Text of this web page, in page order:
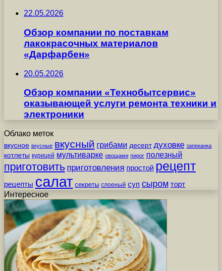
22.05.2026
Обзор компании по поставкам
лакокрасочных материалов
«Дарфарбен»
20.05.2026
Обзор компании «Технобытсервис»
оказывающей услуги ремонта техники и
электроники
Облако меток
вкусное вкусные вкусный грибами десерт духовке запеканка
котлеты курицей мультиварке овощами пирог полезный
приготовить приготовления простой рецепт
рецепты салат секреты слоеный суп сыром торт
Интересное